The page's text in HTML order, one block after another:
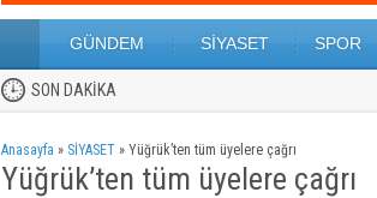
GÜNDEM SİYASET SPOR
SON DAKİKA
Anasayfa » SİYASET » Yüğrük’ten tüm üyelere çağrı
Yüğrük’ten tüm üyelere çağrı